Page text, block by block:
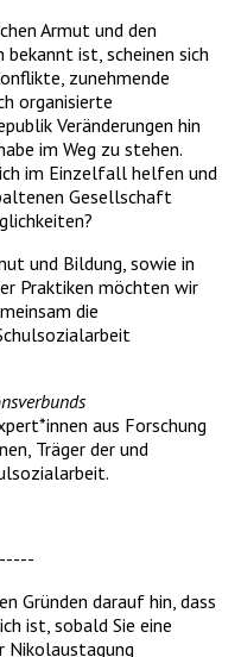
Armut und den
bekannt ist, scheinen sich
zunehmende
organisierte
Veränderungen hin
im Weg zu stehen.
im Einzelfall helfen und
Gesellschaft
und Bildung, sowie in
Praktiken möchten wir
die
aus Forschung
Träger der und
Gründen darauf hin, dass
ist, sobald Sie eine
Nikolaustagung